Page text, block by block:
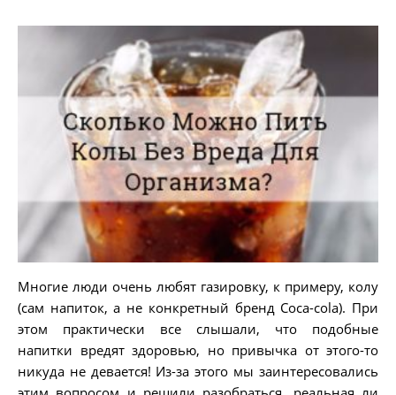
Многие люди очень любят газировку, к примеру, колу
(сам напиток, а не конкретный бренд Coca-cola). При
этом практически все слышали, что подобные
напитки вредят здоровью, но привычка от этого-то
никуда не девается! Из-за этого мы заинтересовались